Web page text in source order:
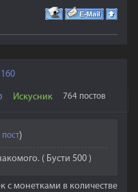
160
Искусник 764 постов
)
( Бусти 500 )
с монетками в количестве